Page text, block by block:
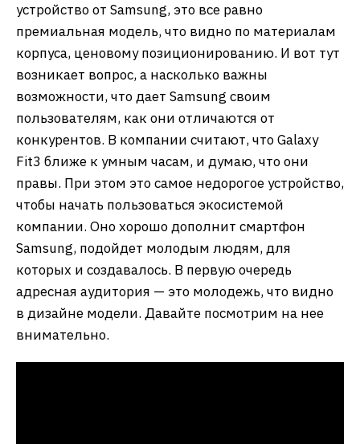
устройство от Samsung, это все равно
премиальная модель, что видно по материалам
корпуса, ценовому позиционированию. И вот тут
возникает вопрос, а насколько важны
возможности, что дает Samsung своим
пользователям, как они отличаются от
конкурентов. В компании считают, что Galaxy
Fit3 ближе к умным часам, и думаю, что они
правы. При этом это самое недорогое устройство,
чтобы начать пользоваться экосистемой
компании. Оно хорошо дополнит смартфон
Samsung, подойдет молодым людям, для
которых и создавалось. В первую очередь
адресная аудитория — это молодежь, что видно
в дизайне модели. Давайте посмотрим на нее
внимательно.